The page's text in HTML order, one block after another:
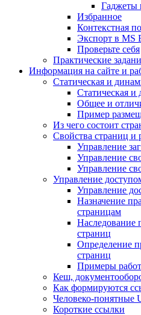
Гаджеты
Избранное
Контекстная
Экспорт в MS
Проверьте себя
Практические
Информация на сайте и
Статическая и
Статическая
Общее и
Пример
Из чего состоит
Свойства страниц и
Управление
Управление
Управление
Управление
Управление
Назначение
страницам
Наследование
страниц
Определение
страниц
Примеры
Кеш,
Как формируются
Человеко-понятные
Короткие ссылки